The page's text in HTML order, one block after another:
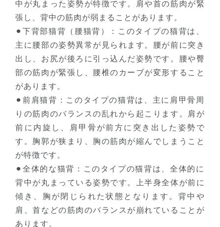
中が丸まった姿勢が特徴です。肩や首の筋肉が緊
張し、背中の筋肉が弱まることがあります。
⚫︎下背部猫背（腰猫背）：このタイプの猫背は、
主に腰部の姿勢異常が見られます。腰が前に突き
出し、お尻が後ろに引っ込んだ姿勢です。腰や臀
部の筋肉が緊張し、腰椎のカーブが変形すること
があります。
⚫︎前肩猫背：このタイプの猫背は、主に肩甲骨周
りの筋肉のバランスの乱れから起こります。肩が
前に内旋し、肩甲骨が前方に突き出した姿勢で
す。胸郭が狭まり、胸の筋肉が縮んでしまうこと
が特徴です。
⚫︎全体的な猫背：このタイプの猫背は、全体的に
背中が丸まっている姿勢です。上半身全体が前に
傾き、胸が閉じられた状態となります。背中や
肩、首などの筋肉のバランスが崩れていることが
あります。